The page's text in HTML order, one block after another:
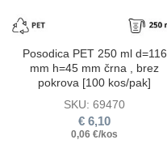
Posodica PET 250 ml d=116
mm h=45 mm črna , brez
pokrova [100 kos/pak]
SKU: 69470
€ 6,10
0,06 €/kos